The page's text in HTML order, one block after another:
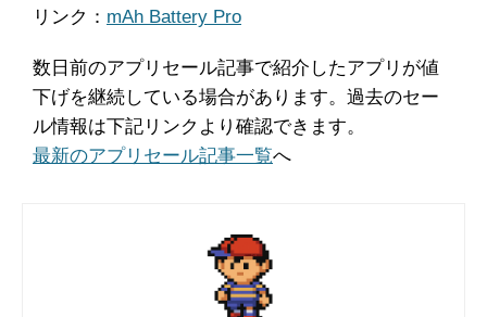
リンク： mAh Battery Pro
数日前のアプリセール記事で紹介したアプリが値
下げを継続している場合があります。過去のセー
ル情報は下記リンクより確認できます。
最新のアプリセール記事一覧へ